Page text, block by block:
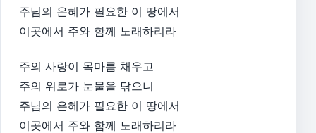
주님의 은혜가 필요한 이 땅에서
이곳에서 주와 함께 노래하리라
주의 사랑이 목마름 채우고
주의 위로가 눈물을 닦으니
주님의 은혜가 필요한 이 땅에서
이곳에서 주와 함께 노래하리라